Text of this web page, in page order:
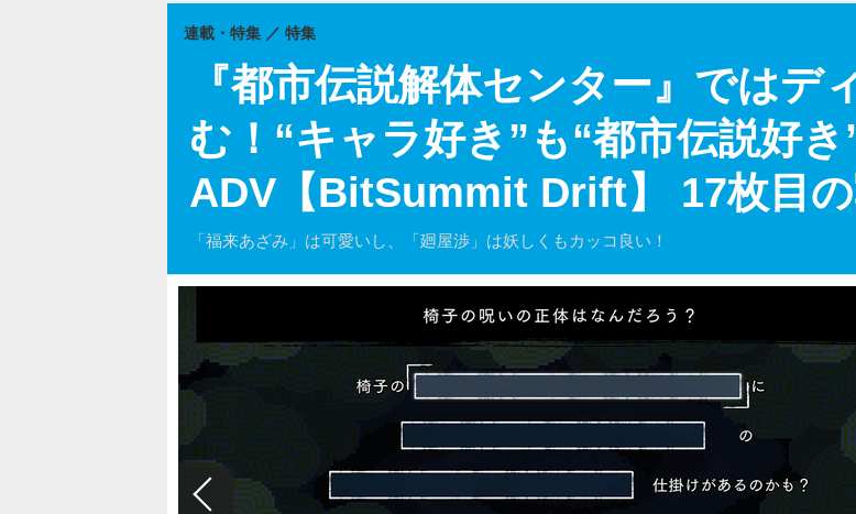
『都市伝説解体センター』ではデ
む！“キャラ好き”も“都市伝説好
ADV【BitSummit Drift】 17枚目
「福来あざみ」は可愛いし、「廻屋渉」は妖しくもカッコ良い！
連載・特集 特集